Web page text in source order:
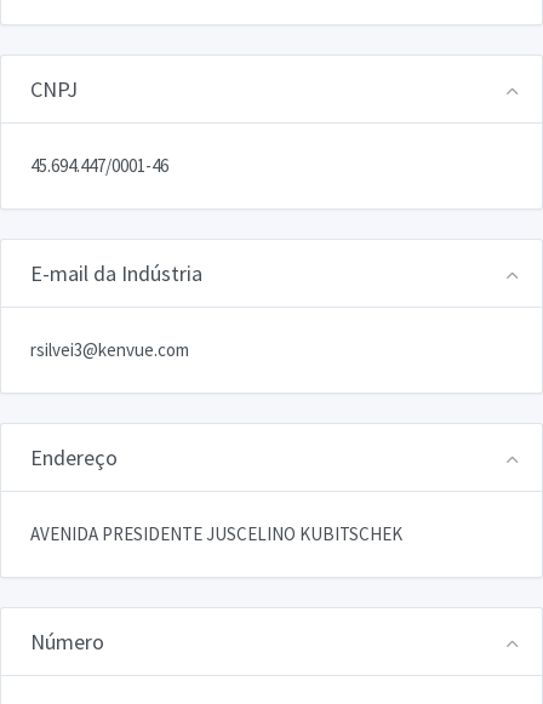
CNPJ
45.694.447/0001-46
E-mail da Indústria
rsilvei3@kenvue.com
Endereço
AVENIDA PRESIDENTE JUSCELINO KUBITSCHEK
Número